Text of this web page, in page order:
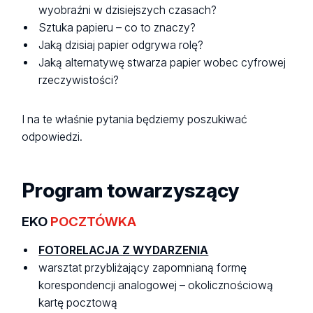
wyobraźni w dzisiejszych czasach?
Sztuka papieru – co to znaczy?
Jaką dzisiaj papier odgrywa rolę?
Jaką alternatywę stwarza papier wobec cyfrowej
rzeczywistości?
I na te właśnie pytania będziemy poszukiwać
odpowiedzi.
Program towarzyszący
EKO POCZTÓWKA
FOTORELACJA Z WYDARZENIA
warsztat przybliżający zapomnianą formę
korespondencji analogowej – okolicznościową
kartę pocztową